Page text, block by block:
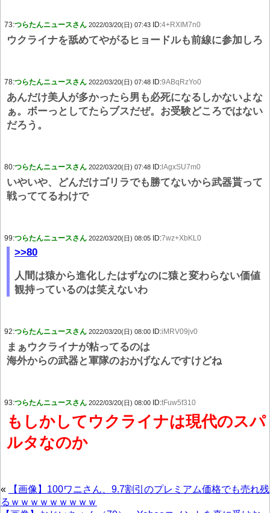
73:つらたんニュースさん 2022/03/20(日) 07:43 ID:4+RXIM7n0
ウクライナを舐めてやがるヒョードルも前線に参加しろ
78:つらたんニュースさん 2022/03/20(日) 07:48 ID:9ABqRzYo0
あんだけ美人が多かったら男も必死になるしかないよな
ぁ。ボーっとしてたらブスだぜ。お受験どころではない
だろう。
80:つらたんニュースさん 2022/03/20(日) 07:48 ID: lAgxSU7m0
いやいや、どんだけゴリラでも勝てないから武器貰って
戦っててるわけで
99:つらたんニュースさん 2022/03/20(日) 08:05 ID:7wz+XbKL0
>>80
人間は猿から進化したはずなのに猿と変わらない価値
観持っているのは笑えないわ
92:つらたんニュースさん 2022/03/20(日) 08:00 ID:iMRV09jv0
まぁウクライナが粘ってるのは
海外からの武器と軍隊のおかげなんですけどね
93:つらたんニュースさん 2022/03/20(日) 08:00 ID:tFuw5f310
もしかしてウクライナは現代のスパ
ルタなのか
«
【画像】100ワニさん、9.7割引のプレミアム価格でも売れ残
るｗｗｗｗｗｗｗｗｗ